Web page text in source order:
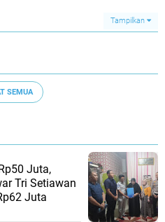
Tampilkan
SEMUA
Juta,
Tri Setiawan
Juta